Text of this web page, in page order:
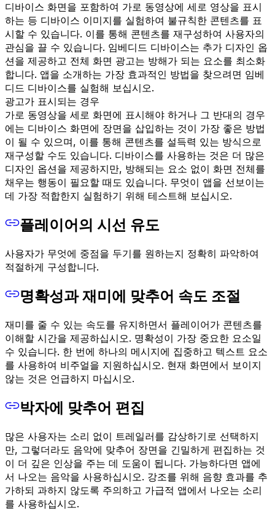
디바이스 화면을 포함하여 가로 동영상에 세로 영상을 표시
하는 등 디바이스 이미지를 실험하여 불규칙한 콘텐츠를 표
시할 수 있습니다. 이를 통해 콘텐츠를 재구성하여 사용자의
관심을 끌 수 있습니다. 임베디드 디바이스는 추가 디자인 옵
션을 제공하고 전체 화면 광고는 방해가 되는 요소를 최소화
합니다. 앱을 소개하는 가장 효과적인 방법을 찾으려면 임베
디드 디바이스를 실험해 보십시오.
광고가 표시되는 경우
가로 동영상을 세로 화면에 표시해야 하거나 그 반대의 경우
에는 디바이스 화면에 장면을 삽입하는 것이 가장 좋은 방법
이 될 수 있으며, 이를 통해 콘텐츠를 설득력 있는 방식으로
재구성할 수도 있습니다. 디바이스를 사용하는 것은 더 많은
디자인 옵션을 제공하지만, 방해되는 요소 없이 화면 전체를
채우는 행동이 필요할 때도 있습니다. 무엇이 앱을 선보이는
데 가장 적합한지 실험하기 위해 테스트해 보십시오.
플레이어의 시선 유도
사용자가 무엇에 중점을 두기를 원하는지 정확히 파악하여
적절하게 구성합니다.
명확성과 재미에 맞추어 속도 조절
재미를 줄 수 있는 속도를 유지하면서 플레이어가 콘텐츠를
이해할 시간을 제공하십시오. 명확성이 가장 중요한 요소일
수 있습니다. 한 번에 하나의 메시지에 집중하고 텍스트 요소
를 사용하여 비주얼을 지원하십시오. 현재 화면에서 보이지
않는 것은 언급하지 마십시오.
박자에 맞추어 편집
많은 사용자는 소리 없이 트레일러를 감상하기로 선택하지
만, 그렇더라도 음악에 맞추어 장면을 긴밀하게 편집하는 것
이 더 깊은 인상을 주는 데 도움이 됩니다. 가능하다면 앱에
서 나오는 음악을 사용하십시오. 강조를 위해 음향 효과를 추
가하되 과하지 않도록 주의하고 가급적 앱에서 나오는 소리
를 사용하십시오.